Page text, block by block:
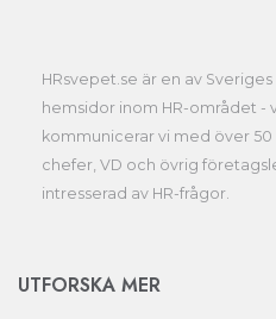
HRsvepet.se är en av
hemsidor inom HR-området -
kommunicerar vi med över 50
chefer, VD och övrig
intresserad av HR-frågor.
UTFORSKA MER